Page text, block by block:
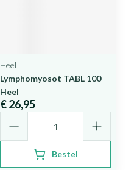
Heel
Lymphomyosot TABL 100
Heel
€ 26,95
Bestel